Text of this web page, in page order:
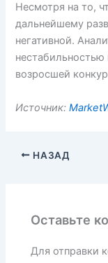
Несмотря на то,
дальнейшему
негативной.
нестабильностью
возросшей
Источник:
НАЗАД
Оставьте
Для отправки